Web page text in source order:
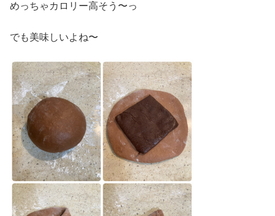
めっちゃカロリー高そう〜っ
でも美味しいよね〜